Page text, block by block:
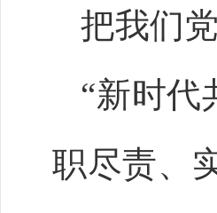
把我们
“新时代
职尽责、